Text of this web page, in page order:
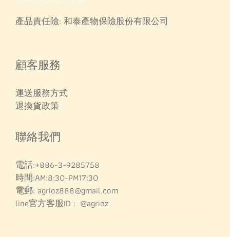
產品責任險: 和泰產物保險股份有限公司
顧客服務
運送服務方式
退換貨政策
聯絡我們
電話:+886-3-9285758
時間:AM:8:30-PM17:30
電郵: agrioz888@gmail.com
line官方客服ID : @agrioz